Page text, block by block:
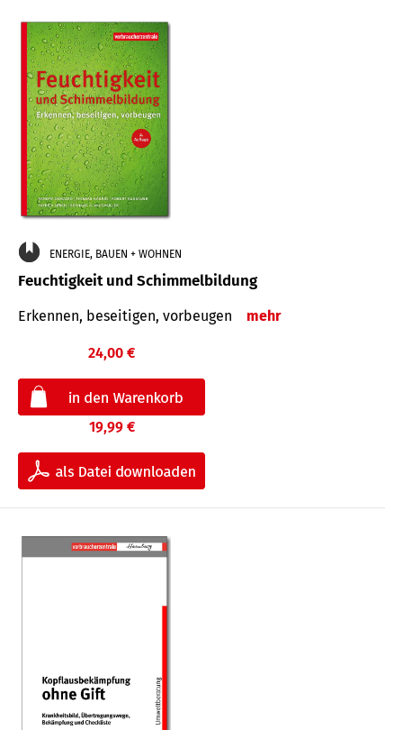
ENERGIE, BAUEN + WOHNEN
Feuchtigkeit und Schimmelbildung
Erkennen, beseitigen, vorbeugen mehr
24,00 €
19,99 €